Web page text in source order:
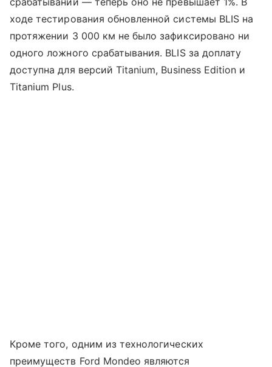
ходе тестирования обновленной системы BLIS на
протяжении 3 000 км не было зафиксировано ни
одного ложного срабатывания. BLIS за доплату
доступна для версий Titanium, Business Edition и
Titanium Plus.
Кроме того, одним из технологических
преимуществ Ford Mondeo являются